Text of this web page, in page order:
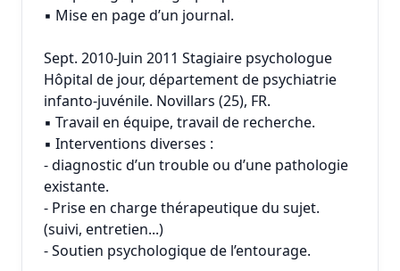
▪ Mise en page d’un journal.
Sept. 2010-Juin 2011 Stagiaire psychologue
Hôpital de jour, département de psychiatrie
infanto-juvénile. Novillars (25), FR.
▪ Travail en équipe, travail de recherche.
▪ Interventions diverses :
- diagnostic d’un trouble ou d’une pathologie
existante.
- Prise en charge thérapeutique du sujet.
(suivi, entretien...)
- Soutien psychologique de l’entourage.